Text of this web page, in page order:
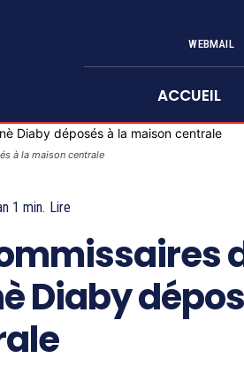
WEBMAIL
ACCUEIL
à la maison centrale
1 min. Lire
Diaby